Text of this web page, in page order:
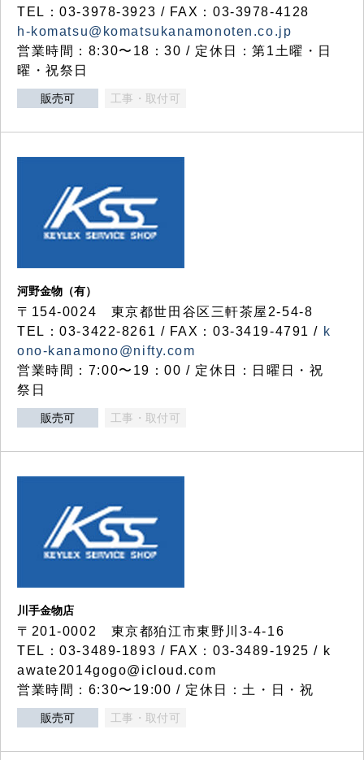
TEL：03-3978-3923 / FAX：03-3978-4128
h-komatsu@komatsukanamonoten.co.jp
営業時間：8:30〜18：30 / 定休日：第1土曜・日
曜・祝祭日
販売可 工事・取付可
河野金物（有）
〒154-0024 東京都世田谷区三軒茶屋2-54-8
TEL：03-3422-8261 / FAX：03-3419-4791 / k
ono-kanamono@nifty.com
営業時間：7:00〜19：00 / 定休日：日曜日・祝
祭日
販売可 工事・取付可
川手金物店
〒201-0002 東京都狛江市東野川3-4-16
TEL：03-3489-1893 / FAX：03-3489-1925 / k
awate2014gogo@icloud.com
営業時間：6:30〜19:00 / 定休日：土・日・祝
販売可 工事・取付可